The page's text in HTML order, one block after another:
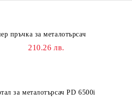
пръчка за металотърсач
210.26 лв.
за металотърсач PD 6500i